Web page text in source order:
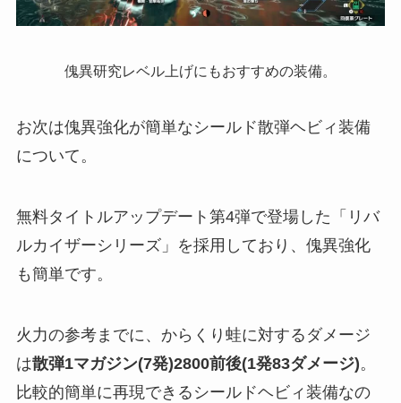
傀異研究レベル上げにもおすすめの装備。
お次は傀異強化が簡単なシールド散弾ヘビィ装備
について。
無料タイトルアップデート第4弾で登場した「リバ
ルカイザーシリーズ」を採用しており、傀異強化
も簡単です。
火力の参考までに、からくり蛙に対するダメージ
は散弾1マガジン(7発)2800前後(1発83ダメージ)。
比較的簡単に再現できるシールドヘビィ装備なの